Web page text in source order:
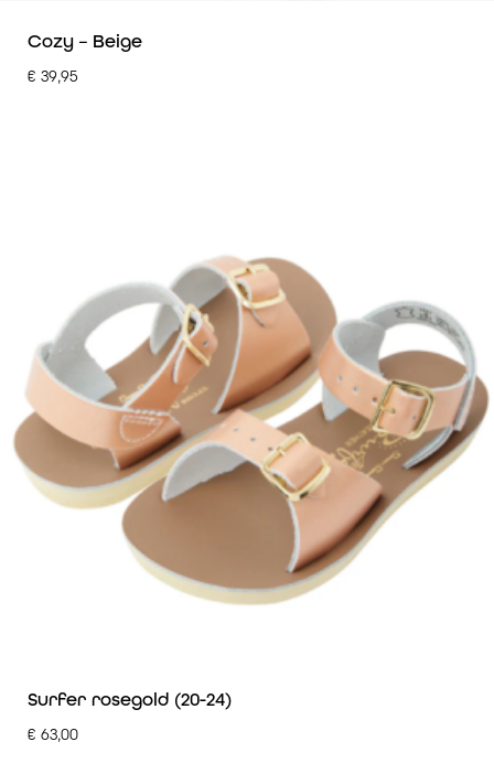
Cozy – Beige
€ 39,95
Surfer rosegold (20-24)
€ 63,00